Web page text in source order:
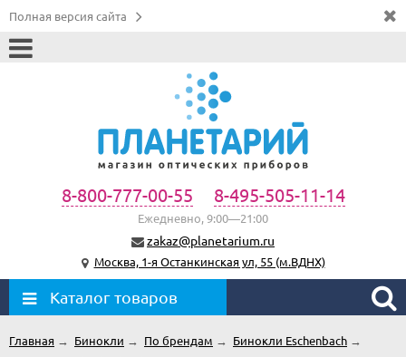
Полная версия сайта
8-800-777-00-55 8-495-505-11-14
Ежедневно, 9:00—21:00
zakaz@planetarium.ru
Москва, 1-я Останкинская ул, 55 (м.ВДНХ)
Каталог товаров
Главная → Бинокли → По брендам → Бинокли Eschenbach →